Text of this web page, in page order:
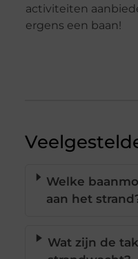
activiteiten
ergens een baan!
Welke
aan het
Wat zijn de